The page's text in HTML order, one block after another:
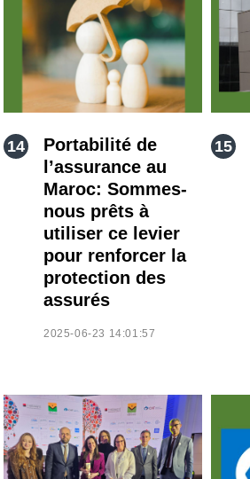
Portabilité de
l’assurance au
Maroc: Sommes-
nous prêts à
utiliser ce levier
pour renforcer la
protection des
assurés
2025-06-23 14:01:57